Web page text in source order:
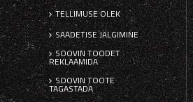
TELLIMUSE OLEK
SAADETISE JÄLGIMINE
SOOVIN TOODET
REKLAAMIDA
SOOVIN TOOTE
TAGASTADA